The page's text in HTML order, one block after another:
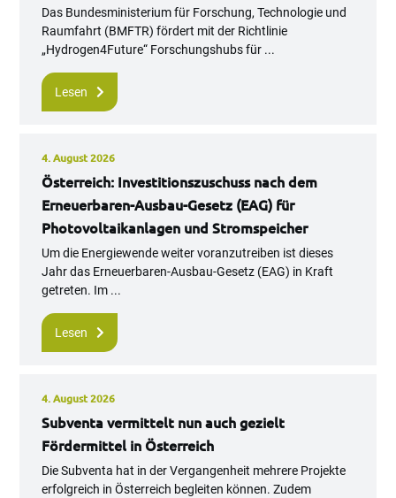
Das Bundesministerium für Forschung, Technologie und
Raumfahrt (BMFTR) fördert mit der Richtlinie
„Hydrogen4Future“ Forschungshubs für ...
Lesen
4. August 2026
Österreich: Investitionszuschuss nach dem
Erneuerbaren-Ausbau-Gesetz (EAG) für
Photovoltaikanlagen und Stromspeicher
Um die Energiewende weiter voranzutreiben ist dieses
Jahr das Erneuerbaren-Ausbau-Gesetz (EAG) in Kraft
getreten. Im ...
Lesen
4. August 2026
Subventa vermittelt nun auch gezielt
Fördermittel in Österreich
Die Subventa hat in der Vergangenheit mehrere Projekte
erfolgreich in Österreich begleiten können. Zudem